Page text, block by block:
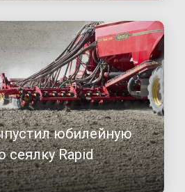
юбилейную
сеялку Rapid